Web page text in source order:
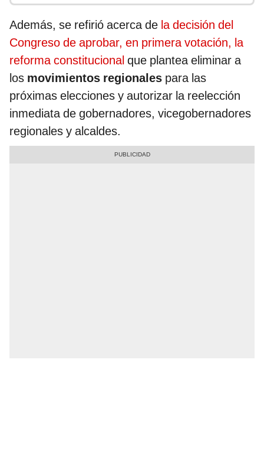
Además, se refirió acerca de la decisión del
Congreso de aprobar, en primera votación, la
reforma constitucional que plantea eliminar a
los movimientos regionales para las
próximas elecciones y autorizar la reelección
inmediata de gobernadores, vicegobernadores
regionales y alcaldes.